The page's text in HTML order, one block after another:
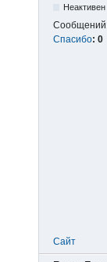
Неактивен
Спасибо: 0
Сайт